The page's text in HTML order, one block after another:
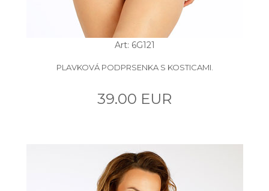
Art: 6G121
PLAVKOVÁ PODPRSENKA S KOSTICAMI.
39.00 EUR